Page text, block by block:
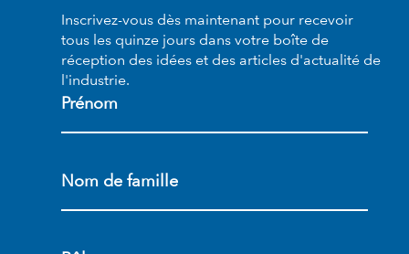
Inscrivez-vous dès maintenant pour recevoir
tous les quinze jours dans votre boîte de
réception des idées et des articles d'actualité de
l'industrie.
Prénom
Nom de famille